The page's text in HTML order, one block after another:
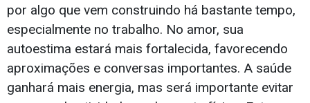
por algo que vem construindo há bastante tempo,
especialmente no trabalho. No amor, sua
autoestima estará mais fortalecida, favorecendo
aproximações e conversas importantes. A saúde
ganhará mais energia, mas será importante evitar